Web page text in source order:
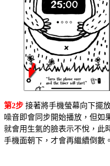
第2步 接著將手機螢幕向下擺
噪音即會同步開始播放，但如
就會用生氣的臉表示不悅，此
手機面朝下，才會再繼續倒數。